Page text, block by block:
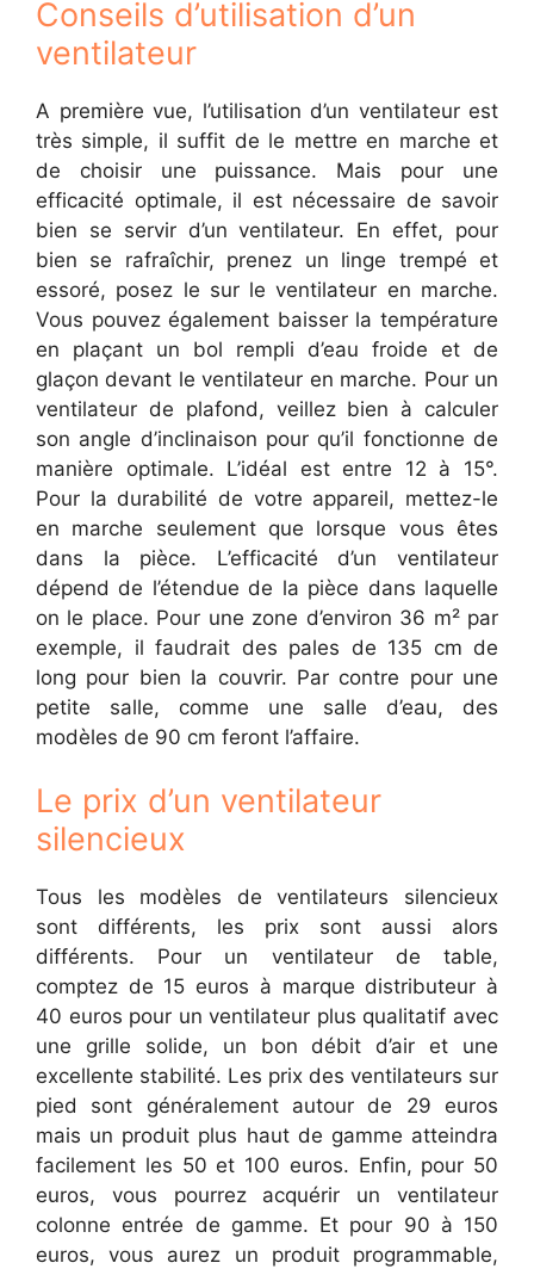
Conseils d’utilisation d’un
ventilateur
A première vue, l’utilisation d’un ventilateur est
très simple, il suffit de le mettre en marche et
de choisir une puissance. Mais pour une
efficacité optimale, il est nécessaire de savoir
bien se servir d’un ventilateur. En effet, pour
bien se rafraîchir, prenez un linge trempé et
essoré, posez le sur le ventilateur en marche.
Vous pouvez également baisser la température
en plaçant un bol rempli d’eau froide et de
glaçon devant le ventilateur en marche. Pour un
ventilateur de plafond, veillez bien à calculer
son angle d’inclinaison pour qu’il fonctionne de
manière optimale. L’idéal est entre 12 à 15°.
Pour la durabilité de votre appareil, mettez-le
en marche seulement que lorsque vous êtes
dans la pièce. L’efficacité d’un ventilateur
dépend de l’étendue de la pièce dans laquelle
on le place. Pour une zone d’environ 36 m² par
exemple, il faudrait des pales de 135 cm de
long pour bien la couvrir. Par contre pour une
petite salle, comme une salle d’eau, des
modèles de 90 cm feront l’affaire.
Le prix d’un ventilateur
silencieux
Tous les modèles de ventilateurs silencieux
sont différents, les prix sont aussi alors
différents. Pour un ventilateur de table,
comptez de 15 euros à marque distributeur à
40 euros pour un ventilateur plus qualitatif avec
une grille solide, un bon débit d’air et une
excellente stabilité. Les prix des ventilateurs sur
pied sont généralement autour de 29 euros
mais un produit plus haut de gamme atteindra
facilement les 50 et 100 euros. Enfin, pour 50
euros, vous pourrez acquérir un ventilateur
colonne entrée de gamme. Et pour 90 à 150
euros, vous aurez un produit programmable,